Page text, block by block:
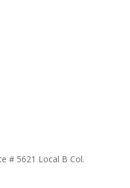
# 5621 Local B Col.